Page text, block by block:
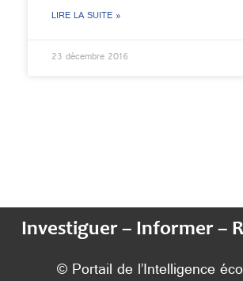
LIRE LA SUITE »
23 décembre 2016
Investiguer – Informer –
© Portail de l’Intelligence